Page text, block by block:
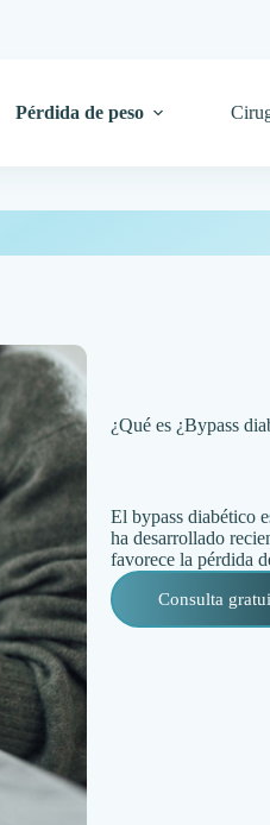
Pérdida de peso
¿Qué es ¿Bypass
El bypass diabético
ha desarrollado
favorece la pérdida
Consulta